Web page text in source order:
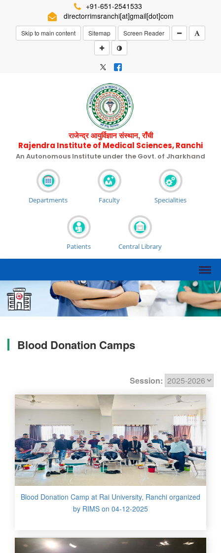
+91-651-2541533
directorrimsranchi[at]gmail[dot]com
Skip to main content Sitemap Screen Reader
राजेन्द्र आयुर्विज्ञान संस्थान, राँची
Rajendra Institute of Medical Sciences, Ranchi
An Autonomous Institute under the Govt. of Jharkhand
Departments Faculty Specialities
Patients Central Library
Blood Donation Camps
Session:
Blood Donation Camp at Rai University, Ranchi organized
by RIMS on 04-12-2025